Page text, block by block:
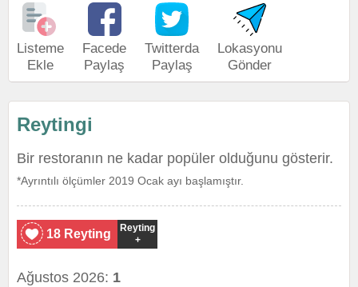
Listeme
Ekle
Facede
Paylaş
Twitterda
Paylaş
Lokasyonu
Gönder
Reytingi
Bir restoranın ne kadar popüler olduğunu gösterir.
*Ayrıntılı ölçümler 2019 Ocak ayı başlamıştır.
18 Reyting
Reyting
+
Ağustos 2026: 1